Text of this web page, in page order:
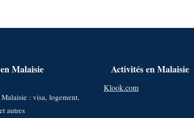
Malaisie
Malaisie : visa, logement,
autres
Activités en Malaisie
Klook.com